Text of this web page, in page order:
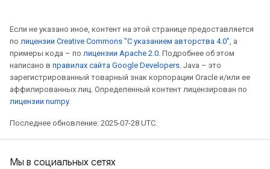
Если не указано иное, контент на этой странице предоставляется
по лицензии Creative Commons "С указанием авторства 4.0", а
примеры кода – по лицензии Apache 2.0. Подробнее об этом
написано в правилах сайта Google Developers. Java – это
зарегистрированный товарный знак корпорации Oracle и/или ее
аффилированных лиц. Определенный контент лицензирован по
лицензии numpy.
Последнее обновление: 2025-07-28 UTC.
Мы в социальных сетях